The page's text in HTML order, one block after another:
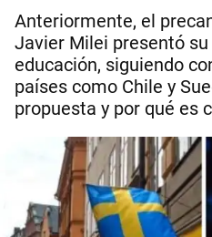
Anteriormente, el
Javier Milei presentó
educación, siguiendo
países como Chile y
propuesta y por qué es